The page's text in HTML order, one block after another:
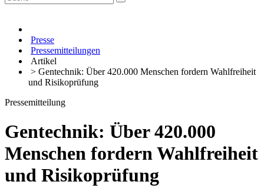
Presse
Pressemitteilungen
Artikel
> Gentechnik: Über 420.000 Menschen fordern Wahlfreiheit
und Risikoprüfung
Pressemitteilung
Gentechnik: Über 420.000
Menschen fordern Wahlfreiheit
und Risikoprüfung